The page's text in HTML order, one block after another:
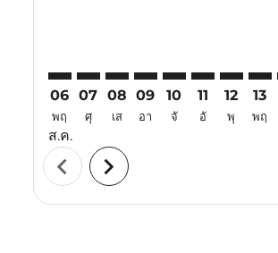
06
พฤ
ส.ค.
07
ศุ
08
เส
09
อา
10
จั
11
อั
12
พุ
13
พฤ
chevron_left chevron_right